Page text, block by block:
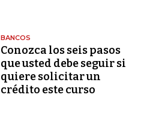
BANCOS
Conozca los seis pasos
que usted debe seguir si
quiere solicitar un
crédito este curso